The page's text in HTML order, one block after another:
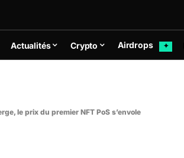
Actualités Crypto Airdrops ✦
le prix du premier NFT PoS s’envole